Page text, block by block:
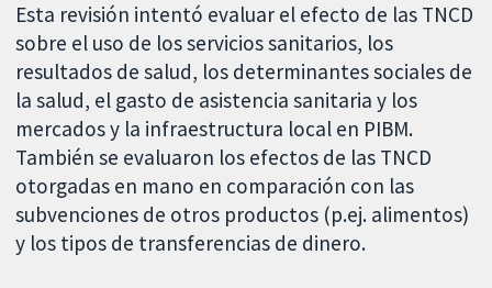
Esta revisión intentó evaluar el efecto de las TNCD
sobre el uso de los servicios sanitarios, los
resultados de salud, los determinantes sociales de
la salud, el gasto de asistencia sanitaria y los
mercados y la infraestructura local en PIBM.
También se evaluaron los efectos de las TNCD
otorgadas en mano en comparación con las
subvenciones de otros productos (p.ej. alimentos)
y los tipos de transferencias de dinero.